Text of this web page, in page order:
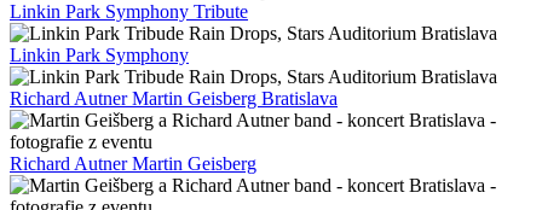
Linkin Park Symphony Tribute
Linkin Park Symphony
Richard Autner Martin Geisberg Bratislava
Richard Autner Martin Geisberg